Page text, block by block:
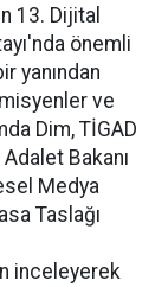
13. Dijital
önemli
yanından
ve
Dim, TİGAD
Bakanı
Medya
Taslağı
inceleyerek